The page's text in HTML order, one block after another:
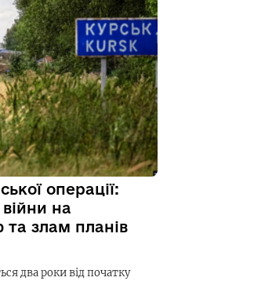
операції:
на
злам планів
два роки від початку